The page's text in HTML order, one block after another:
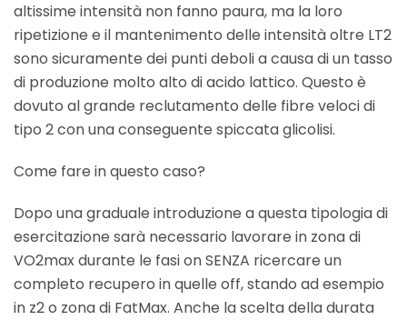
altissime intensità non fanno paura, ma la loro
ripetizione e il mantenimento delle intensità oltre LT2
sono sicuramente dei punti deboli a causa di un tasso
di produzione molto alto di acido lattico. Questo è
dovuto al grande reclutamento delle fibre veloci di
tipo 2 con una conseguente spiccata glicolisi.
Come fare in questo caso?
Dopo una graduale introduzione a questa tipologia di
esercitazione sarà necessario lavorare in zona di
VO2max durante le fasi on SENZA ricercare un
completo recupero in quelle off, stando ad esempio
in z2 o zona di FatMax. Anche la scelta della durata